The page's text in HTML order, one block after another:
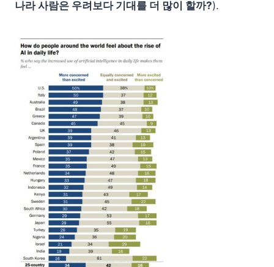
나라 사람은 우려보다 기대를 더 많이 할까?).